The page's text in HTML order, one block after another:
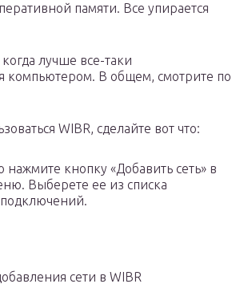
памяти. Все упирается
лучше все-таки
компьютером. В общем, смотрите по
WIBR, сделайте вот что:
нажмите кнопку «Добавить сеть» в
Выберете ее из списка
сети в WIBR